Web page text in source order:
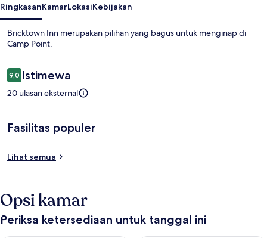
RingkasanKamarLokasiKebijakan
Bricktown Inn merupakan pilihan yang bagus untuk menginap di
Camp Point.
Ulasan
9,09,0 dari 10
Istimewa
20 ulasan eksternal
Fasilitas populer
Lihat semua
Opsi kamar
Periksa ketersediaan untuk tanggal ini